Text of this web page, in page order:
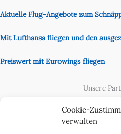
Cookie-
verwalten
Aktuelle Flug-Angebote zum
Mit Lufthansa fliegen und den
Preiswert mit Eurowings fliegen
Unsere